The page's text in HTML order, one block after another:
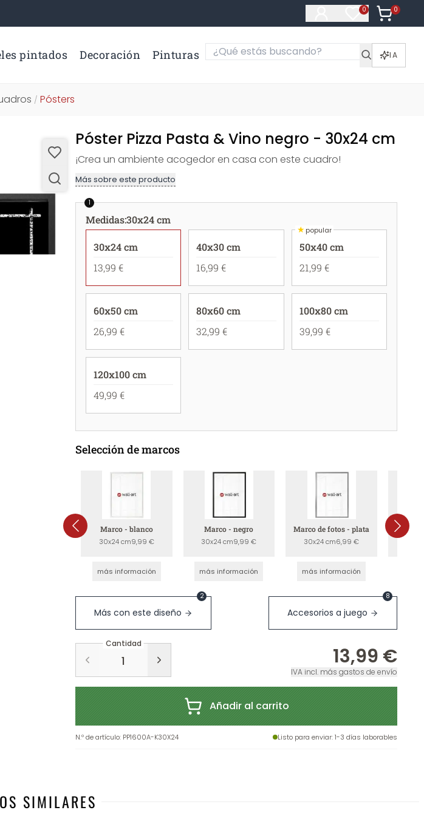
0
Artículos en
0
Artículos
pintados Decoración Pinturas IA
/ Pósters
Póster Pizza Pasta & Vino negro - 30x24 cm
¡Crea un ambiente acogedor en casa con este cuadro!
Más sobre este producto
1
Medidas:30x24 cm
30x24 cm
13,99 €
40x30 cm
16,99 €
★popular
50x40 cm
21,99 €
60x50 cm
26,99 €
80x60 cm
32,99 €
100x80 cm
39,99 €
120x100 cm
49,99 €
Selección de marcos
Marco - blanco
30x24 cm9,99 €
más información
Marco - negro
30x24 cm9,99 €
más información
Marco de fotos - plata
30x24 cm6,99 €
más información
Más con este diseño
2
Accesorios a juego
8
Cantidad
13,99 €
IVA incl. más gastos de envío
Añadir al carrito
N.º de artículo: PP1600A-K30X24 Listo para enviar: 1-3 días laborables
SIMILARES